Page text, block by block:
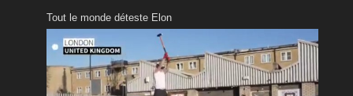
Tout le monde déteste Elon